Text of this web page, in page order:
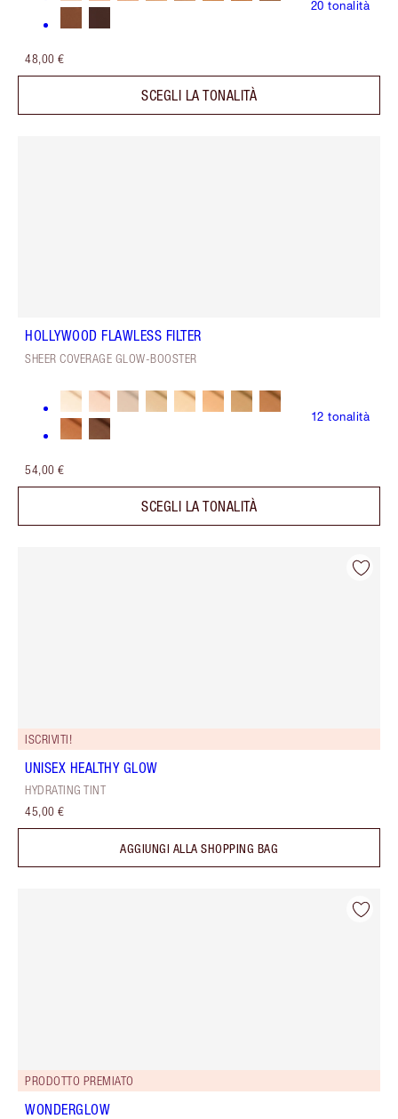
20 tonalità
48,00 €
SCEGLI LA TONALITÀ
HOLLYWOOD FLAWLESS FILTER
SHEER COVERAGE GLOW-BOOSTER
12 tonalità
54,00 €
SCEGLI LA TONALITÀ
ISCRIVITI!
UNISEX HEALTHY GLOW
HYDRATING TINT
45,00 €
AGGIUNGI ALLA SHOPPING BAG
PRODOTTO PREMIATO
WONDERGLOW